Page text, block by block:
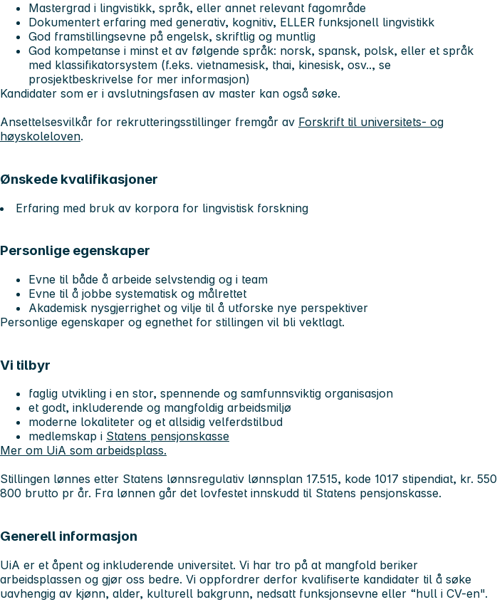
Mastergrad i lingvistikk, språk, eller annet relevant fagområde
Dokumentert erfaring med generativ, kognitiv, ELLER funksjonell lingvistikk
God framstillingsevne på engelsk, skriftlig og muntlig
God kompetanse i minst et av følgende språk: norsk, spansk, polsk, eller et språk
med klassifikatorsystem (f.eks. vietnamesisk, thai, kinesisk, osv.., se
prosjektbeskrivelse for mer informasjon)
Kandidater som er i avslutningsfasen av master kan også søke.
Ansettelsesvilkår for rekrutteringsstillinger fremgår av Forskrift til universitets- og
høyskoleloven.
Ønskede kvalifikasjoner
Erfaring med bruk av korpora for lingvistisk forskning
Personlige egenskaper
Evne til både å arbeide selvstendig og i team
Evne til å jobbe systematisk og målrettet
Akademisk nysgjerrighet og vilje til å utforske nye perspektiver
Personlige egenskaper og egnethet for stillingen vil bli vektlagt.
Vi tilbyr
faglig utvikling i en stor, spennende og samfunnsviktig organisasjon
et godt, inkluderende og mangfoldig arbeidsmiljø
moderne lokaliteter og et allsidig velferdstilbud
medlemskap i Statens pensjonskasse
Mer om UiA som arbeidsplass.
Stillingen lønnes etter Statens lønnsregulativ lønnsplan 17.515, kode 1017 stipendiat, kr. 550
800 brutto pr år. Fra lønnen går det lovfestet innskudd til Statens pensjonskasse.
Generell informasjon
UiA er et åpent og inkluderende universitet. Vi har tro på at mangfold beriker
arbeidsplassen og gjør oss bedre. Vi oppfordrer derfor kvalifiserte kandidater til å søke
uavhengig av kjønn, alder, kulturell bakgrunn, nedsatt funksjonsevne eller “hull i CV-en".